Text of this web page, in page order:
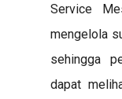
Service
mengelola
sehingga
dapat